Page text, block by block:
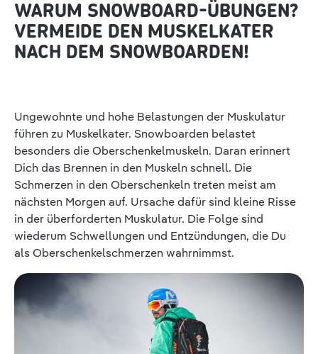
WARUM SNOWBOARD-ÜBUNGEN?
VERMEIDE DEN MUSKELKATER
NACH DEM SNOWBOARDEN!
Ungewohnte und hohe Belastungen der Muskulatur
führen zu Muskelkater. Snowboarden belastet
besonders die Oberschenkelmuskeln. Daran erinnert
Dich das Brennen in den Muskeln schnell. Die
Schmerzen in den Oberschenkeln treten meist am
nächsten Morgen auf. Ursache dafür sind kleine Risse
in der überforderten Muskulatur. Die Folge sind
wiederum Schwellungen und Entzündungen, die Du
als Oberschenkelschmerzen wahrnimmst.